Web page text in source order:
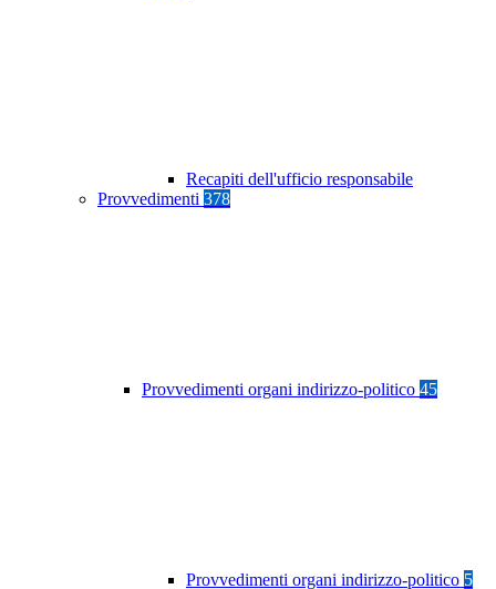
Recapiti dell'ufficio responsabile
Provvedimenti 378
Provvedimenti organi indirizzo-politico 45
Provvedimenti organi indirizzo-politico 5